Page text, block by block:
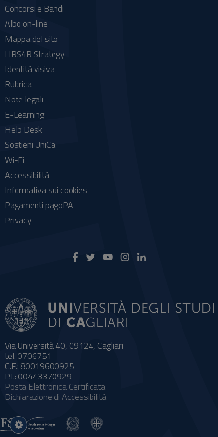
Via Università 40, 09124, Cagliari
tel. 0706751
C.F.: 80019600925
P.I.: 00443370929
Posta Elettronica Certificata
Dichiarazione di Accessibilità
Concorsi e Bandi
Albo on-line
Mappa del sito
HRS4R Strategy
Identità visiva
Rubrica
Note legali
E-Learning
Help Desk
Sostieni UniCa
Wi-Fi
Accessibilità
Informativa sui cookies
Pagamenti pagoPA
Privacy
Impostazioni
cookie